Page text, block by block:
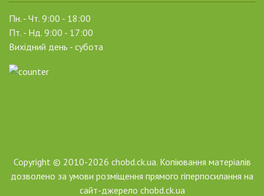
Пн. - Чт. 9:00 - 18:00
Пт. - Нд. 9:00 - 17:00
Вихідний день - субота
Copyright © 2010-2026 chobd.ck.ua. Копіювання матеріалів
дозволено за умови розміщення прямого гіперпосилання на
сайт-джерело chobd.ck.ua